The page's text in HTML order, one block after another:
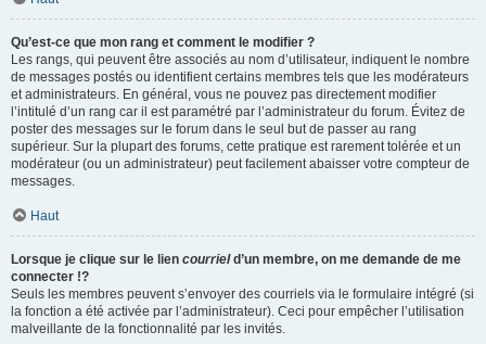
Qu’est-ce que mon rang et comment le modifier ?
Les rangs, qui peuvent être associés au nom d’utilisateur, indiquent le nombre
de messages postés ou identifient certains membres tels que les modérateurs
et administrateurs. En général, vous ne pouvez pas directement modifier
l’intitulé d’un rang car il est paramétré par l’administrateur du forum. Évitez de
poster des messages sur le forum dans le seul but de passer au rang
supérieur. Sur la plupart des forums, cette pratique est rarement tolérée et un
modérateur (ou un administrateur) peut facilement abaisser votre compteur de
messages.
Haut
Lorsque je clique sur le lien courrield’un membre, on me demande de me
connecter !?
Seuls les membres peuvent s’envoyer des courriels via le formulaire intégré (si
la fonction a été activée par l’administrateur). Ceci pour empêcher l’utilisation
malveillante de la fonctionnalité par les invités.